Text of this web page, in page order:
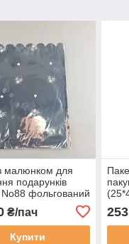
малюнком для
подарунків
фольгований
₴/пач
Купити